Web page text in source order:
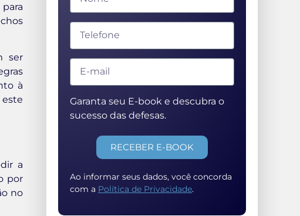
ser
à
este
a
por
no
Garanta seu E-book e descubra o
sucesso das defesas.
RECEBER E-BOOK
Ao informar seus dados, você concorda
com a Política de Privacidade.